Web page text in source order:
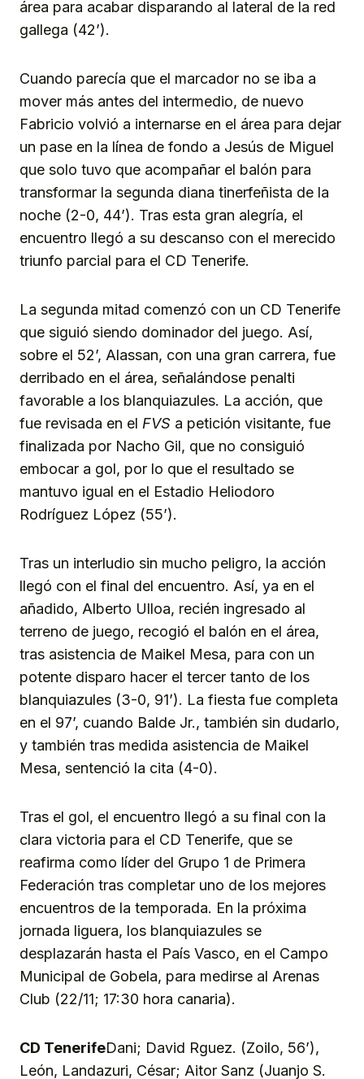
área para acabar disparando al lateral de la red
gallega (42’).
Cuando parecía que el marcador no se iba a
mover más antes del intermedio, de nuevo
Fabricio volvió a internarse en el área para dejar
un pase en la línea de fondo a Jesús de Miguel
que solo tuvo que acompañar el balón para
transformar la segunda diana tinerfeñista de la
noche (2-0, 44’). Tras esta gran alegría, el
encuentro llegó a su descanso con el merecido
triunfo parcial para el CD Tenerife.
La segunda mitad comenzó con un CD Tenerife
que siguió siendo dominador del juego. Así,
sobre el 52’, Alassan, con una gran carrera, fue
derribado en el área, señalándose penalti
favorable a los blanquiazules. La acción, que
fue revisada en el FVS a petición visitante, fue
finalizada por Nacho Gil, que no consiguió
embocar a gol, por lo que el resultado se
mantuvo igual en el Estadio Heliodoro
Rodríguez López (55’).
Tras un interludio sin mucho peligro, la acción
llegó con el final del encuentro. Así, ya en el
añadido, Alberto Ulloa, recién ingresado al
terreno de juego, recogió el balón en el área,
tras asistencia de Maikel Mesa, para con un
potente disparo hacer el tercer tanto de los
blanquiazules (3-0, 91’). La fiesta fue completa
en el 97’, cuando Balde Jr., también sin dudarlo,
y también tras medida asistencia de Maikel
Mesa, sentenció la cita (4-0).
Tras el gol, el encuentro llegó a su final con la
clara victoria para el CD Tenerife, que se
reafirma como líder del Grupo 1 de Primera
Federación tras completar uno de los mejores
encuentros de la temporada. En la próxima
jornada liguera, los blanquiazules se
desplazarán hasta el País Vasco, en el Campo
Municipal de Gobela, para medirse al Arenas
Club (22/11; 17:30 hora canaria).
CD TenerifeDani; David Rguez. (Zoilo, 56’),
León, Landazuri, César; Aitor Sanz (Juanjo S.